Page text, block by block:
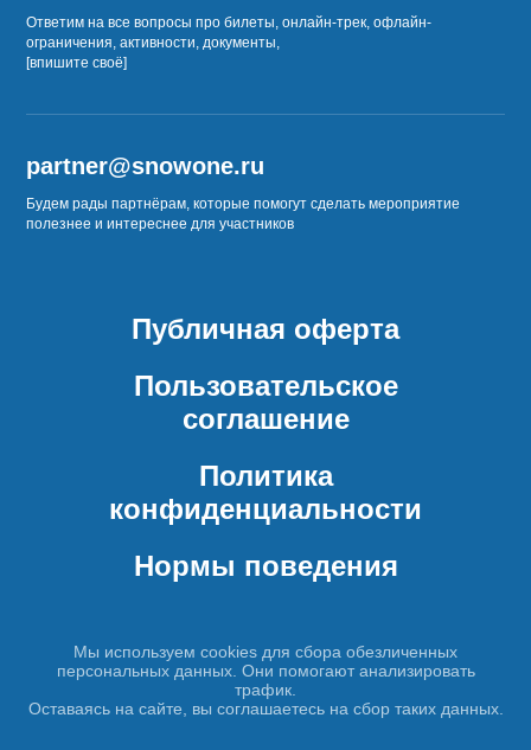
Ответим на все вопросы про билеты, онлайн-трек, офлайн-
ограничения, активности, документы,
[впишите своё]
partner@snowone.ru
Будем рады партнёрам, которые помогут сделать мероприятие
полезнее и интереснее для участников
Публичная оферта
Пользовательское
соглашение
Политика
конфиденциальности
Нормы поведения
Мы используем cookies для сбора обезличенных
персональных данных. Они помогают анализировать
трафик.
Оставаясь на сайте, вы соглашаетесь на сбор таких данных.